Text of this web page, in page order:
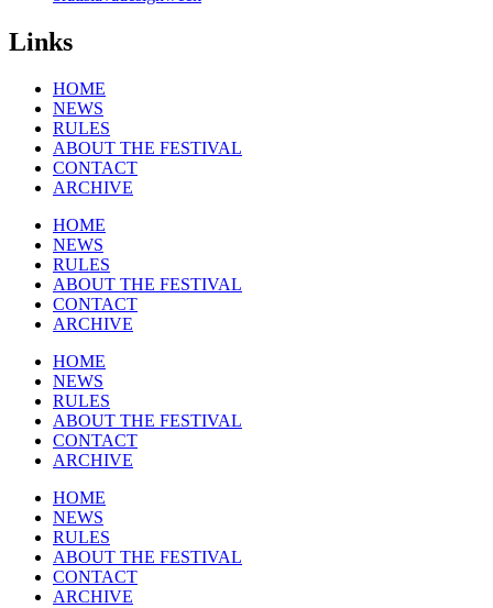
Links
HOME
NEWS
RULES
ABOUT THE FESTIVAL
CONTACT
ARCHIVE
HOME
NEWS
RULES
ABOUT THE FESTIVAL
CONTACT
ARCHIVE
HOME
NEWS
RULES
ABOUT THE FESTIVAL
CONTACT
ARCHIVE
HOME
NEWS
RULES
ABOUT THE FESTIVAL
CONTACT
ARCHIVE